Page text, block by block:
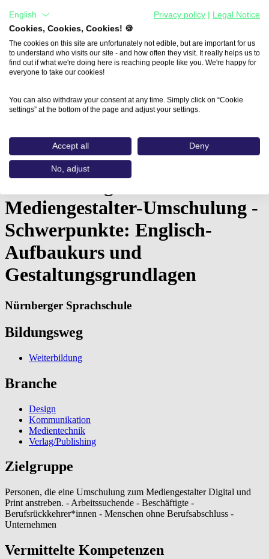
Aus- und Weiterbildungen
Vorbereitung auf eine Mediengestalter-Umschulung…
Vorbereitung auf eine
Mediengestalter-Umschulung -
Schwerpunkte: Englisch-
Aufbaukurs und
Gestaltungsgrundlagen
Nürnberger Sprachschule
Bildungsweg
Weiterbildung
Branche
Design
Kommunikation
Medientechnik
Verlag/Publishing
Zielgruppe
Personen, die eine Umschulung zum Mediengestalter Digital und
Print anstreben. - Arbeitssuchende - Beschäftigte -
Berufsrückkehrer*innen - Menschen ohne Berufsabschluss -
Unternehmen
Vermittelte Kompetenzen
English Privacy policy
Legal Notice
Cookies, Cookies, Cookies! 🍪
The cookies on this site are unfortunately not edible, but are important for us
to understand who visits our site - and how often they visit. It really helps us to
find out if what we're doing here is reaching people like you. We're happy for
everyone to take our cookies!
You can also withdraw your consent at any time. Simply click on “Cookie
settings” at the bottom of the page and adjust your settings.
Accept all Deny
No, adjust